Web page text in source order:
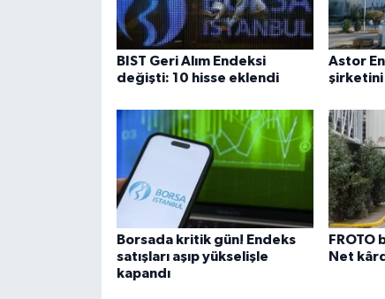
BIST Geri Alım Endeksi
değişti: 10 hisse eklendi
Astor
şirketini
Borsada kritik gün! Endeks
satışları aşıp yükselişle
kapandı
FROTO
Net